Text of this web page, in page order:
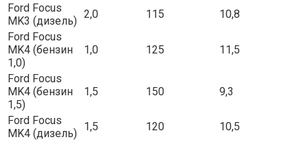
Ford Focus
MK3 (дизель)
2,0 115
10,8
Ford Focus
MK4 (бензин
1,0)
1,0 125 11,5
Ford Focus
MK4 (бензин
1,5)
1,5 150 9,3
Ford Focus
MK4 (дизель)
1,5 120
10,5